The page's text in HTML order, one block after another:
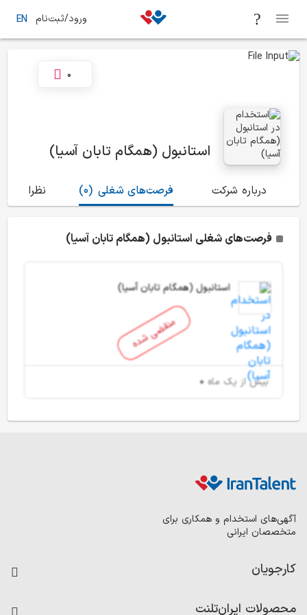
ورود/ثبت‌نام EN
استانبول (همگام تابان آسیا)
0
درباره شرکت (0) فرصت‌های شغلی نظرات
فرصت‌های شغلی استانبول (همگام تابان آسیا)
منقضی شده
استانبول (همگام تابان آسیا)
بیش از یک ماه
آگهی‌های استخدام و همکاری برای
متخصصان ایرانی
کارجویان
محصولات ایران‌تلنت